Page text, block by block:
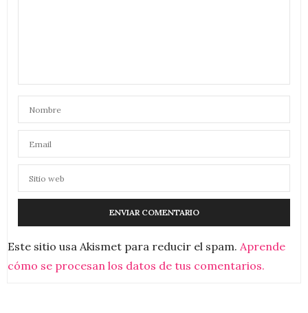
Este sitio usa Akismet para reducir el spam. Aprende
cómo se procesan los datos de tus comentarios.